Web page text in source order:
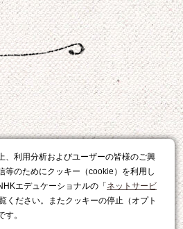
、利用分析およびユーザーの皆様のご興
等のためにクッキー（cookie）を利用し
エデュケーショナルの「 ネットサービ
ください。またクッキーの停止（オプト
。